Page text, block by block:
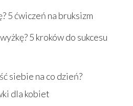
5 ćwiczeń na bruksizm
5 kroków do sukcesu
siebie na co dzień?
dla kobiet